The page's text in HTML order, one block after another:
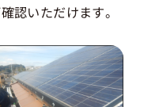
認いただけます。